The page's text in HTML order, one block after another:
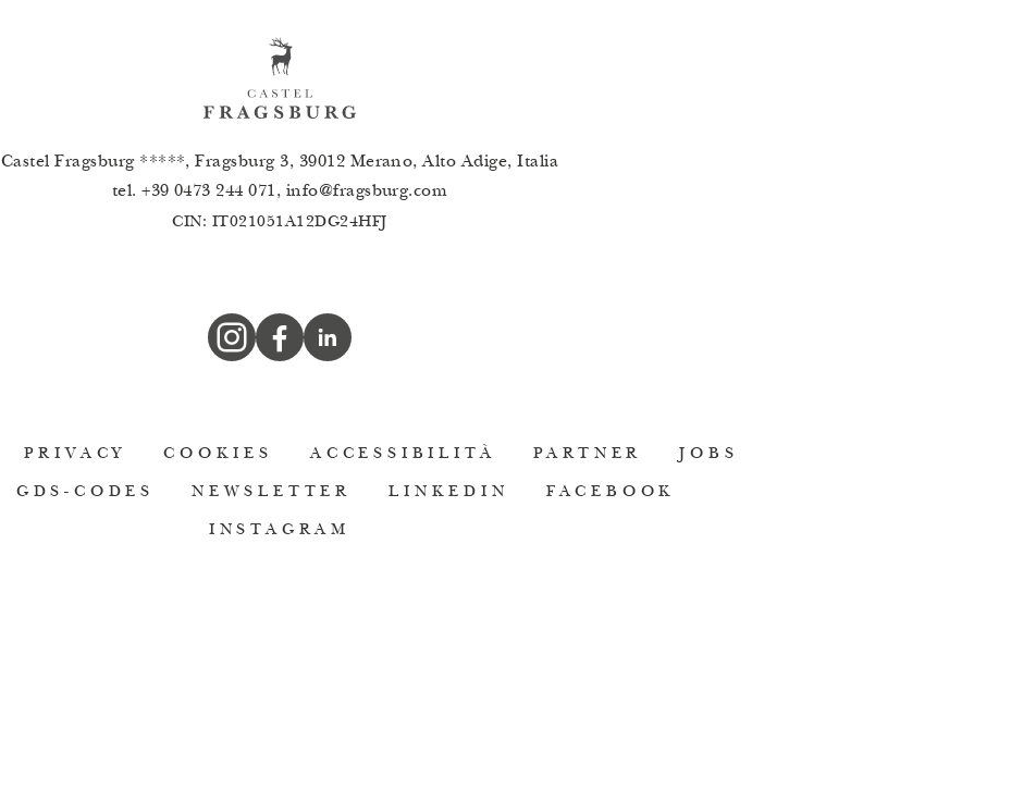
Castel Fragsburg *****, Fragsburg 3, 39012 Merano, Alto Adige, Italia
tel.+39 0473 244 071, info@fragsburg.com
CIN: IT021051A12DG24HFJ
PRIVACY COOKIES ACCESSIBILITÀ PARTNER JOBS
GDS-CODES NEWSLETTER LINKEDIN FACEBOOK
INSTAGRAM